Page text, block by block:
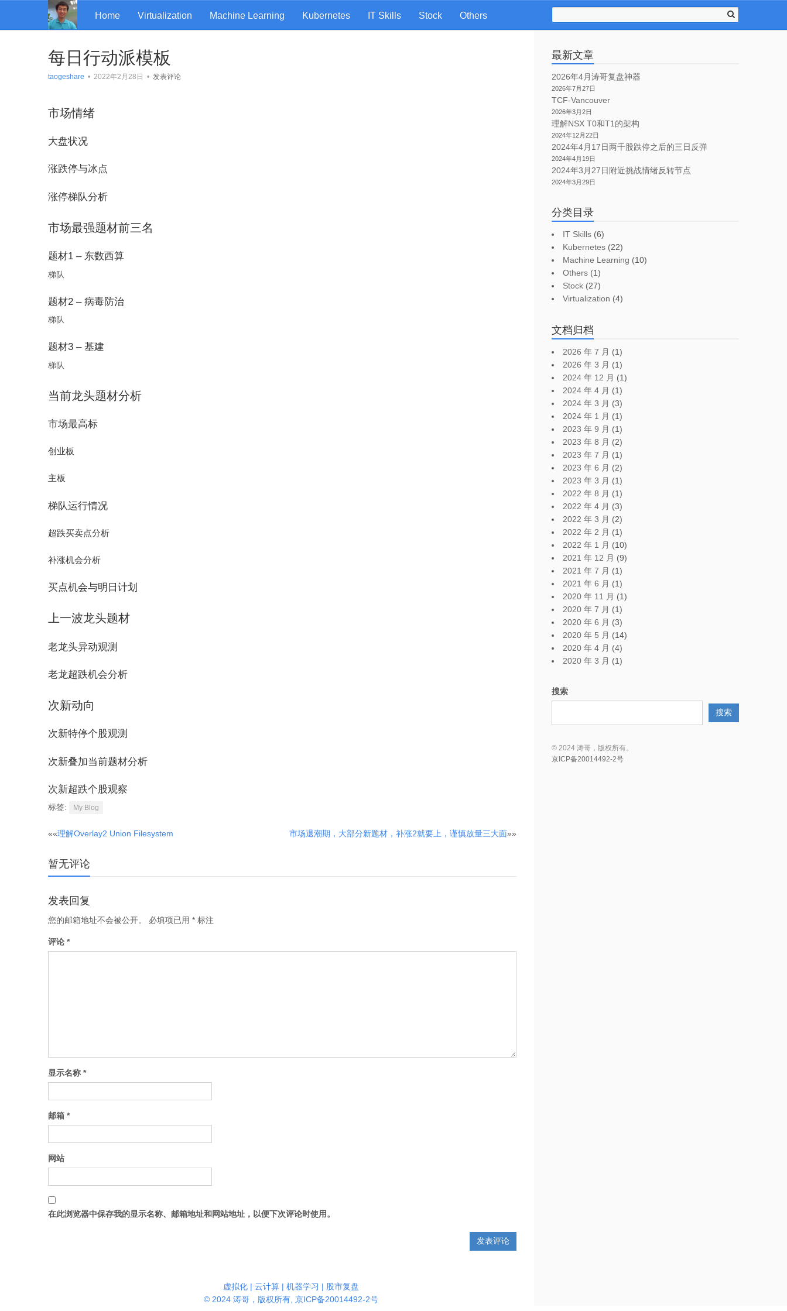
Home Virtualization Machine Learning Kubernetes IT Skills Stock Others
每日行动派模板
taogeshare • 2022年2月28日 • 发表评论
市场情绪
大盘状况
涨跌停与冰点
涨停梯队分析
市场最强题材前三名
题材1 – 东数西算
梯队
题材2 – 病毒防治
梯队
题材3 – 基建
梯队
当前龙头题材分析
市场最高标
创业板
主板
梯队运行情况
超跌买卖点分析
补涨机会分析
买点机会与明日计划
上一波龙头题材
老龙头异动观测
老龙超跌机会分析
次新动向
次新特停个股观测
次新叠加当前题材分析
次新超跌个股观察
标签: My Blog
文
章
分
页
««理解Overlay2 Union Filesystem 市场退潮期，大部分新题材，补涨2就要上，谨慎放量三大面»»
暂无评论
发表回复
您的邮箱地址不会被公开。 必填项已用 * 标注
评论 *
显示名称 *
邮箱 *
网站
在此浏览器中保存我的显示名称、邮箱地址和网站地址，以便下次评论时使用。
最新文章
2026年4月涛哥复盘神器
2026年7月27日
TCF-Vancouver
2026年3月2日
理解NSX T0和T1的架构
2024年12月22日
2024年4月17日两千股跌停之后的三日反弹
2024年4月19日
2024年3月27日附近挑战情绪反转节点
2024年3月29日
分类目录
IT Skills (6)
Kubernetes (22)
Machine Learning (10)
Others (1)
Stock (27)
Virtualization (4)
文档归档
2026 年 7 月 (1)
2026 年 3 月 (1)
2024 年 12 月 (1)
2024 年 4 月 (1)
2024 年 3 月 (3)
2024 年 1 月 (1)
2023 年 9 月 (1)
2023 年 8 月 (2)
2023 年 7 月 (1)
2023 年 6 月 (2)
2023 年 3 月 (1)
2022 年 8 月 (1)
2022 年 4 月 (3)
2022 年 3 月 (2)
2022 年 2 月 (1)
2022 年 1 月 (10)
2021 年 12 月 (9)
2021 年 7 月 (1)
2021 年 6 月 (1)
2020 年 11 月 (1)
2020 年 7 月 (1)
2020 年 6 月 (3)
2020 年 5 月 (14)
2020 年 4 月 (4)
2020 年 3 月 (1)
搜索
搜索
© 2024 涛哥，版权所有。
京ICP备20014492-2号
虚拟化 | 云计算 | 机器学习 | 股市复盘
© 2024 涛哥，版权所有, 京ICP备20014492-2号